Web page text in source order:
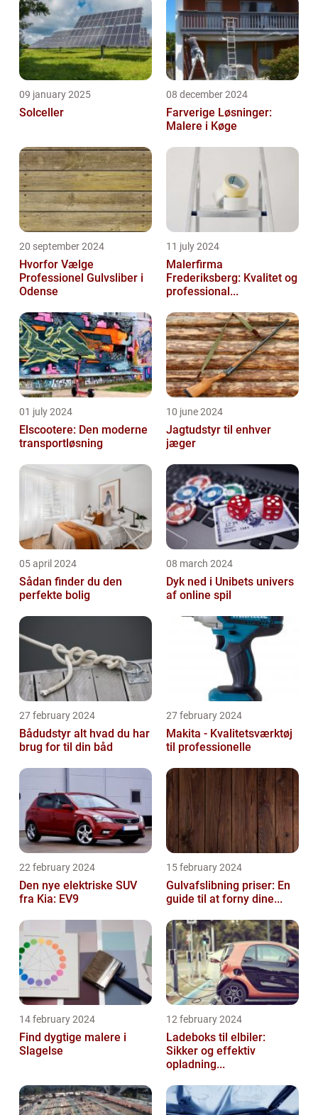
09 january 2025
Solceller
08 december 2024
Farverige Løsninger:
Malere i Køge
20 september 2024
Hvorfor Vælge
Professionel Gulvsliber i
Odense
11 july 2024
Malerfirma
Frederiksberg: Kvalitet og
professional...
01 july 2024
Elscootere: Den moderne
transportløsning
10 june 2024
Jagtudstyr til enhver
jæger
05 april 2024
Sådan finder du den
perfekte bolig
08 march 2024
Dyk ned i Unibets univers
af online spil
27 february 2024
Bådudstyr alt hvad du har
brug for til din båd
27 february 2024
Makita - Kvalitetsværktøj
til professionelle
22 february 2024
Den nye elektriske SUV
fra Kia: EV9
15 february 2024
Gulvafslibning priser: En
guide til at forny dine...
14 february 2024
Find dygtige malere i
Slagelse
12 february 2024
Ladeboks til elbiler:
Sikker og effektiv
opladning...